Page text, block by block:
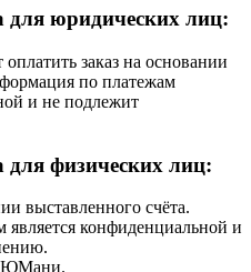
для юридических лиц:
заказ на основании
по платежам
и не подлежит
для физических лиц:
выставленного счёта.
конфиденциальной и
ЮМани.